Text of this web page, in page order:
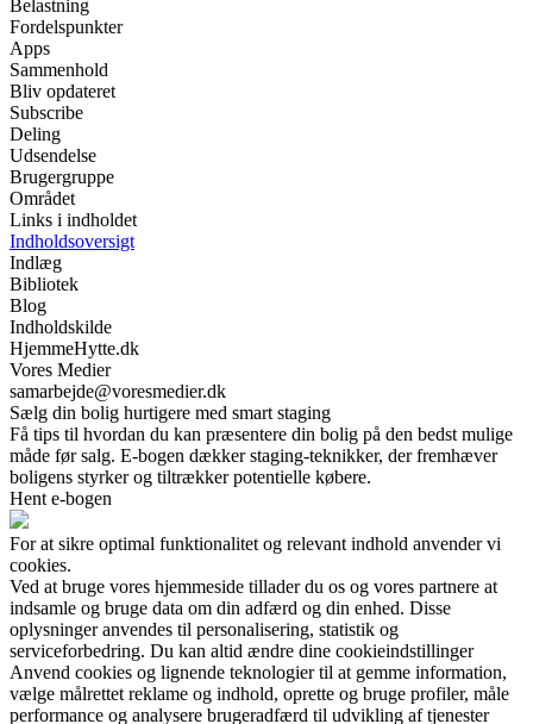
Belastning
Fordelspunkter
Apps
Sammenhold
Bliv opdateret
Subscribe
Deling
Udsendelse
Brugergruppe
Området
Links i indholdet
Indholdsoversigt
Indlæg
Bibliotek
Blog
Indholdskilde
HjemmeHytte.dk
Vores Medier
samarbejde@voresmedier.dk
Sælg din bolig hurtigere med smart staging
Få tips til hvordan du kan præsentere din bolig på den bedst mulige
måde før salg. E-bogen dækker staging-teknikker, der fremhæver
boligens styrker og tiltrækker potentielle købere.
Hent e-bogen
For at sikre optimal funktionalitet og relevant indhold anvender vi
cookies.
Ved at bruge vores hjemmeside tillader du os og vores partnere at
indsamle og bruge data om din adfærd og din enhed. Disse
oplysninger anvendes til personalisering, statistik og
serviceforbedring. Du kan altid ændre dine cookieindstillinger
Anvend cookies og lignende teknologier til at gemme information,
vælge målrettet reklame og indhold, oprette og bruge profiler, måle
performance og analysere brugeradfærd til udvikling af tjenester